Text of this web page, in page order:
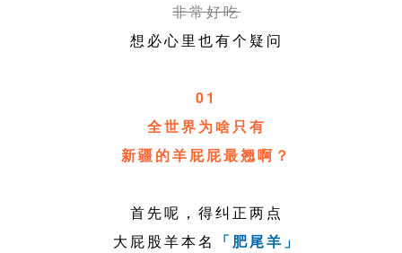
非常好吃
想必心里也有个疑问
01
全世界为啥只有
新疆的羊屁屁最翘啊？
首先呢，得纠正两点
大屁股羊本名
「肥尾羊」